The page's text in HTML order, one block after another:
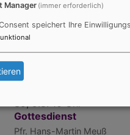
Alerheim-Wörnitzostheim
So, 9.8. 8:45 Uhr
Gottesdienst
Pfr. Hans-Martin Meuß
Alerheim-Bühl
So, 9.8. 10 Uhr
Gottesdienst
Pfr. Hans-Martin Meuß
Manager (immer erforderlich)
speichert Ihre